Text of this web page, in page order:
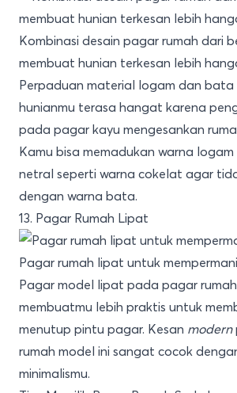
Kombinasi desain pagar rumah dari
membuat hunian terkesan lebih
Perpaduan material logam dan bata
hunianmu terasa hangat karena
pada pagar kayu mengesankan
Kamu bisa memadukan warna
netral seperti warna cokelat agar
dengan warna bata.
13. Pagar Rumah Lipat
Pagar rumah lipat untuk
Pagar model lipat pada pagar rumah
membuatmu lebih praktis untuk
menutup pintu pagar. Kesan modern
rumah model ini sangat cocok
minimalismu.